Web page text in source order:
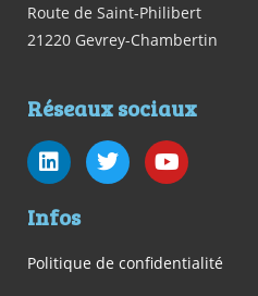
Route de Saint-Philibert
21220 Gevrey-Chambertin
Réseaux sociaux
Infos
Politique de confidentialité